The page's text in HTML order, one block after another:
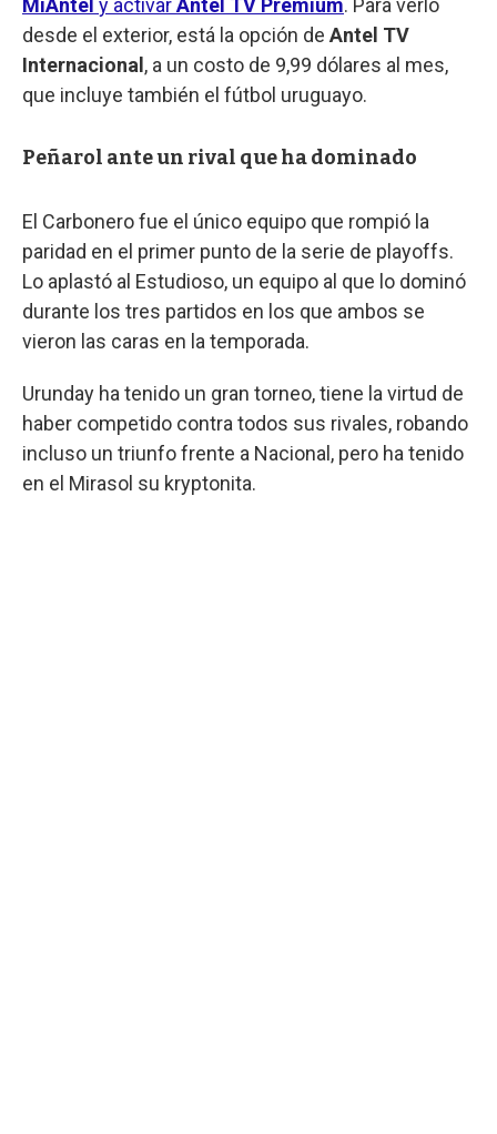
MiAntel y activarAntel TV Premium. Para verlo
desde el exterior, está la opción de Antel TV
Internacional , a un costo de 9,99 dólares al mes,
que incluye también el fútbol uruguayo.
Peñarol ante un rival que ha dominado
El Carbonero fue el único equipo que rompió la
paridad en el primer punto de la serie de playoffs.
Lo aplastó al Estudioso, un equipo al que lo dominó
durante los tres partidos en los que ambos se
vieron las caras en la temporada.
Urunday ha tenido un gran torneo, tiene la virtud de
haber competido contra todos sus rivales, robando
incluso un triunfo frente a Nacional, pero ha tenido
en el Mirasol su kryptonita.